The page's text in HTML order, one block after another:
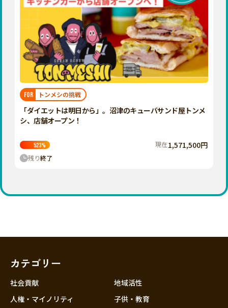
関東
茨城
栃木
群馬
千葉
神奈川
石川
奈良
和歌山
島根 岡山 広島 山口
徳島 香川 愛媛 高知
九州・沖縄
福岡 佐賀 長崎
宮崎
鹿児島 沖縄
FOR トンメシの挑戦
「ダイエットは明日から」。沼津のキューバサンド屋トンメ
シ、店舗オープン！
523% 現在1,571,500円
残り終了
カテゴリー
社会貢献
人権・マイノリティ
地域活性
子供・教育